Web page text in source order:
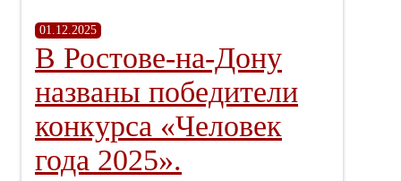
01.12.2025
В Ростове-на-Дону
названы победители
конкурса «Человек
года 2025».